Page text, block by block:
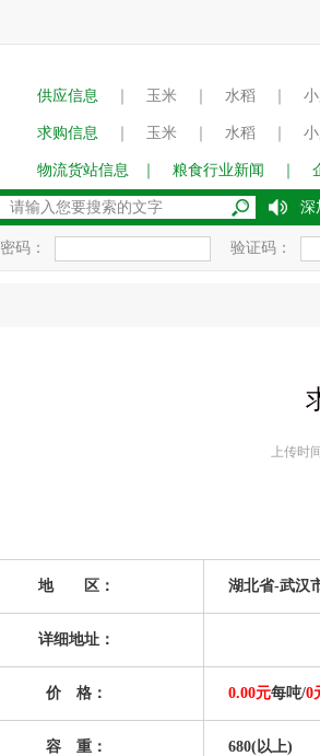
供应信息 玉米 水稻
求购信息 玉米 水稻
物流货站信息 粮食行业新闻
2017年8月15日国内玉米深
密码： 验证码：
上传时
地 区： 湖北省-武汉
详细地址：
价 格： 0.00元每吨/0
容 重： 680(以上)